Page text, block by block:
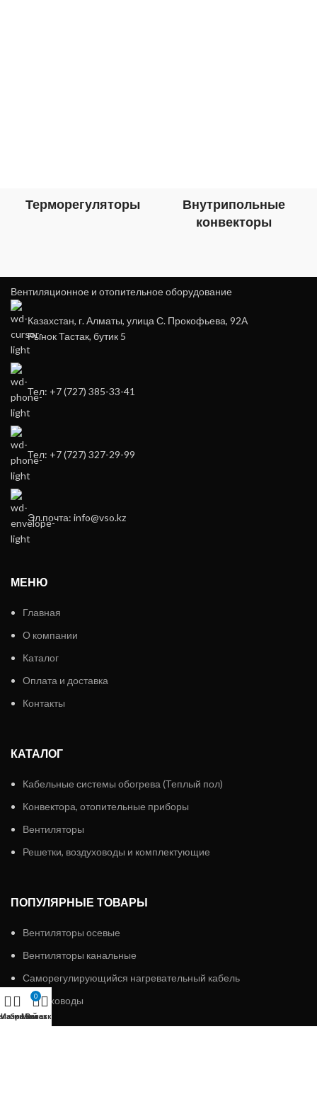
Терморегуляторы
Внутрипольные
конвекторы
Вентиляционное и отопительное оборудование
Казахстан, г. Алматы, улица С. Прокофьева, 92А
Рынок Тастак, бутик 5
Тел: +7 (727) 385-33-41
Тел: +7 (727) 327-29-99
Эл.почта: info@vso.kz
МЕНЮ
Главная
О компании
Каталог
Оплата и доставка
Контакты
КАТАЛОГ
Кабельные системы обогрева (Теплый пол)
Конвектора, отопительные приборы
Вентиляторы
Решетки, воздуховоды и комплектующие
ПОПУЛЯРНЫЕ ТОВАРЫ
Вентиляторы осевые
Вентиляторы канальные
Саморегулирующийся нагревательный кабель
Воздуховоды
Избранное
0
Заказ
Мой аккаунт